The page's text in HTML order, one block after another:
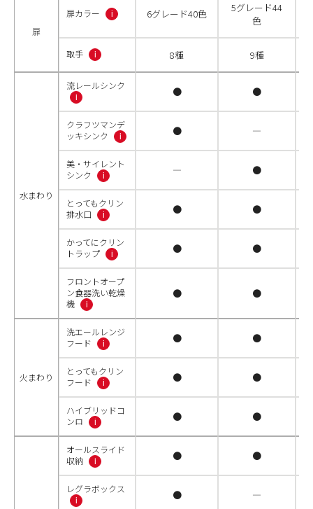
扉
扉カラー i 6グレード40色
5グレード44
色
取手 i 8種 9種
水まわり
流レールシンク
i ● ●
クラフツマンデ
ッキシンク
i ● ―
美・サイレント
シンク
i ― ●
とってもクリン
排水口
i ● ●
かってにクリン
トラップ
i ● ●
フロントオープ
ン食器洗い乾燥
機
i
● ●
火まわり
洗エールレンジ
フード
i ● ●
とってもクリン
フード
i ● ●
ハイブリッドコ
ンロ
i ● ●
オールスライド
収納
i ● ●
レグラボックス
i ● ―